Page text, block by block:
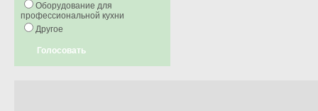
Оборудование для
профессиональной кухни
Другое
Голосовать